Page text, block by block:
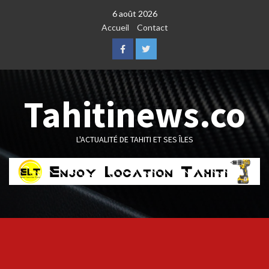
6 août 2026
Accueil
Contact
FacebookTwitter
Tahitinews.co
L'ACTUALITÉ DE TAHITI ET SES ÎLES